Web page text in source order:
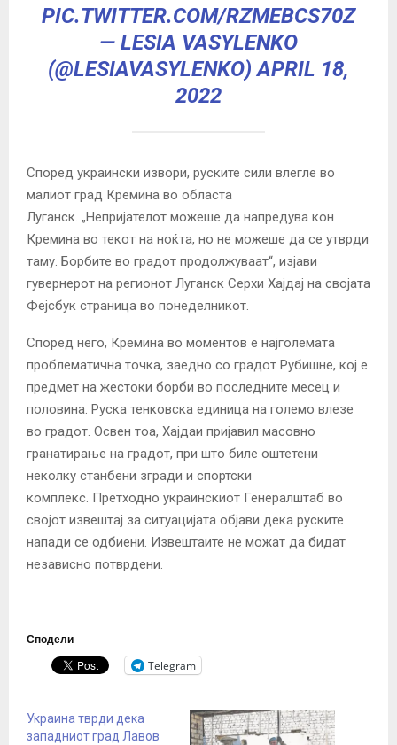
PIC.TWITTER.COM/RZMEBCS70Z
— LESIA VASYLENKO
(@LESIAVASYLENKO)APRIL 18,
2022
Според украински извори, руските сили влегле во
малиот град Кремина во областа
Луганск. „Непријателот можеше да напредува кон
Кремина во текот на ноќта, но не можеше да се утврди
таму. Борбите во градот продолжуваат“, изјави
гувернерот на регионот Луганск Серхи Хајдај на својата
Фејсбук страница во понеделникот.
Според него, Кремина во моментов е најголемата
проблематична точка, заедно со градот Рубишне, кој е
предмет на жестоки борби во последните месец и
половина. Руска тенковска единица на големо влезе
во градот. Освен тоа, Хајдаи пријавил масовно
гранатирање на градот, при што биле оштетени
неколку станбени згради и спортски
комплекс. Претходно украинскиот Генералштаб во
својот извештај за ситуацијата објави дека руските
напади се одбиени. Извештаите не можат да бидат
независно потврдени.
Сподели
Telegram
Украина тврди дека
западниот град Лавов